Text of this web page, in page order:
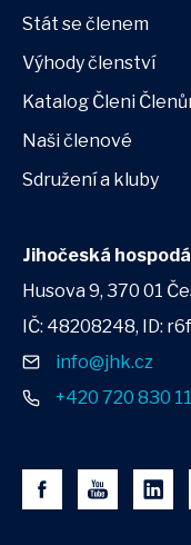
Stát se členem
Výhody členství
Katalog Členi
Naši členové
Sdružení a kluby
Jihočeská
Husova 9, 370 01
IČ: 48208248, ID:
info@jhk.cz
+420 720 830